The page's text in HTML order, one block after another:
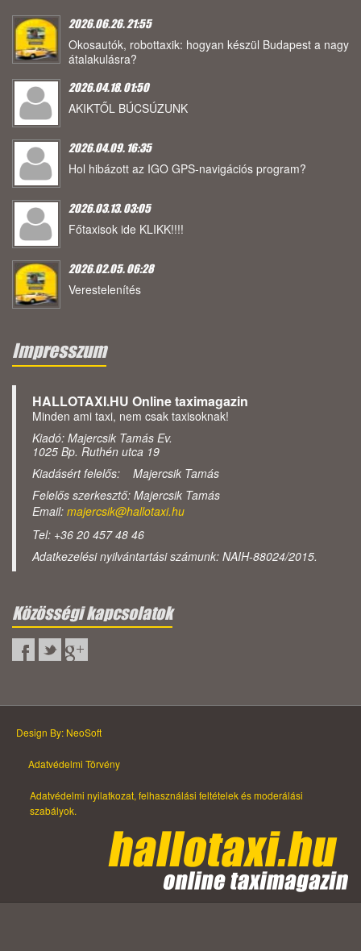
2026.06.26. 21:55
Okosautók, robottaxik: hogyan készül Budapest a nagy
átalakulásra?
2026.04.18. 01:50
AKIKTŐL BÚCSÚZUNK
2026.04.09. 16:35
Hol hibázott az IGO GPS-navigációs program?
2026.03.13. 03:05
Főtaxisok ide KLIKK!!!!
2026.02.05. 06:28
Verestelenítés
Impresszum
HALLOTAXI.HU Online taximagazin
Minden ami taxi, nem csak taxisoknak!
Kiadó: Majercsik Tamás Ev.
1025 Bp. Ruthén utca 19
Kiadásért felelős: Majercsik Tamás
Felelős szerkesztő: Majercsik Tamás
Email: majercsik@hallotaxi.hu
Tel: +36 20 457 48 46
Adatkezelési nyilvántartási számunk: NAIH-88024/2015.
Közösségi kapcsolatok
Design By: NeoSoft
Adatvédelmi Törvény
Adatvédelmi nyilatkozat, felhasználási feltételek és moderálási
szabályok.